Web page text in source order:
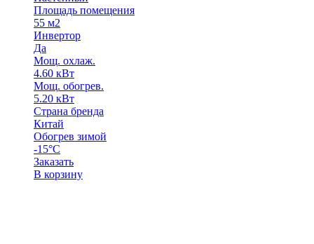
Площадь помещения
55 м2
Инвертор
Да
Мощ. охлаж.
4.60 кВт
Мощ. обогрев.
5.20 кВт
Страна бренда
Китай
Обогрев зимой
-15°С
Заказать
В корзину